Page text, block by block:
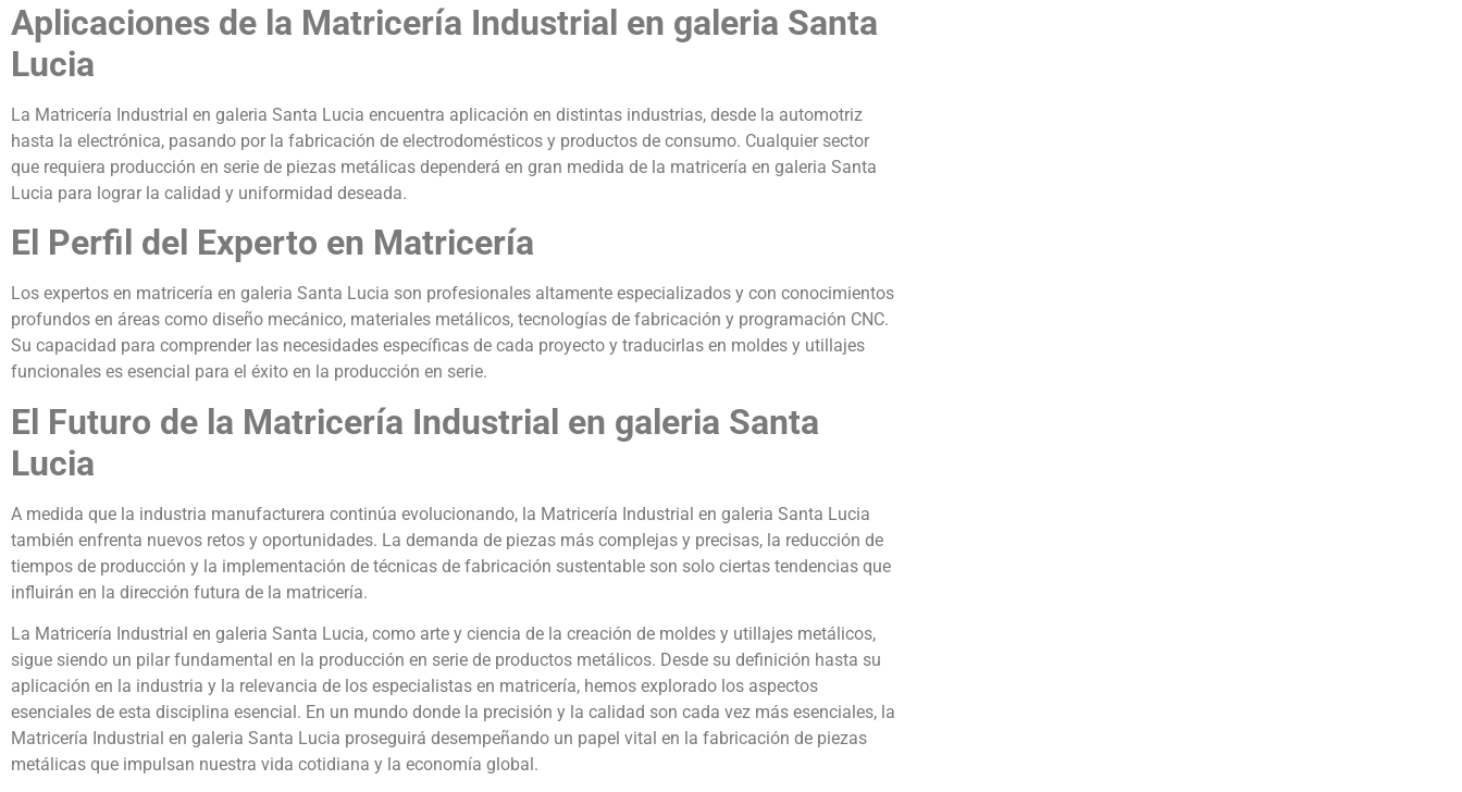
Aplicaciones de la Matricería Industrial en galeria Santa
Lucia
La Matricería Industrial en galeria Santa Lucia encuentra aplicación en distintas industrias, desde la automotriz
hasta la electrónica, pasando por la fabricación de electrodomésticos y productos de consumo. Cualquier sector
que requiera producción en serie de piezas metálicas dependerá en gran medida de la matricería en galeria Santa
Lucia para lograr la calidad y uniformidad deseada.
El Perfil del Experto en Matricería
Los expertos en matricería en galeria Santa Lucia son profesionales altamente especializados y con conocimientos
profundos en áreas como diseño mecánico, materiales metálicos, tecnologías de fabricación y programación CNC.
Su capacidad para comprender las necesidades específicas de cada proyecto y traducirlas en moldes y utillajes
funcionales es esencial para el éxito en la producción en serie.
El Futuro de la Matricería Industrial en galeria Santa
Lucia
A medida que la industria manufacturera continúa evolucionando, la Matricería Industrial en galeria Santa Lucia
también enfrenta nuevos retos y oportunidades. La demanda de piezas más complejas y precisas, la reducción de
tiempos de producción y la implementación de técnicas de fabricación sustentable son solo ciertas tendencias que
influirán en la dirección futura de la matricería.
La Matricería Industrial en galeria Santa Lucia, como arte y ciencia de la creación de moldes y utillajes metálicos,
sigue siendo un pilar fundamental en la producción en serie de productos metálicos. Desde su definición hasta su
aplicación en la industria y la relevancia de los especialistas en matricería, hemos explorado los aspectos
esenciales de esta disciplina esencial. En un mundo donde la precisión y la calidad son cada vez más esenciales, la
Matricería Industrial en galeria Santa Lucia proseguirá desempeñando un papel vital en la fabricación de piezas
metálicas que impulsan nuestra vida cotidiana y la economía global.